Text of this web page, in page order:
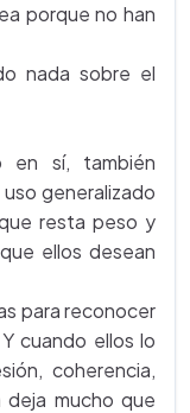
porque no han
nada sobre el
en sí, también
generalizado
resta peso y
ellos desean
para reconocer
cuando ellos lo
coherencia,
mucho que